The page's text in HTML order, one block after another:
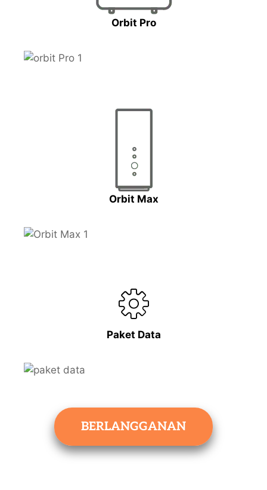
Orbit Pro
Orbit Max
Paket Data
BERLANGGANAN